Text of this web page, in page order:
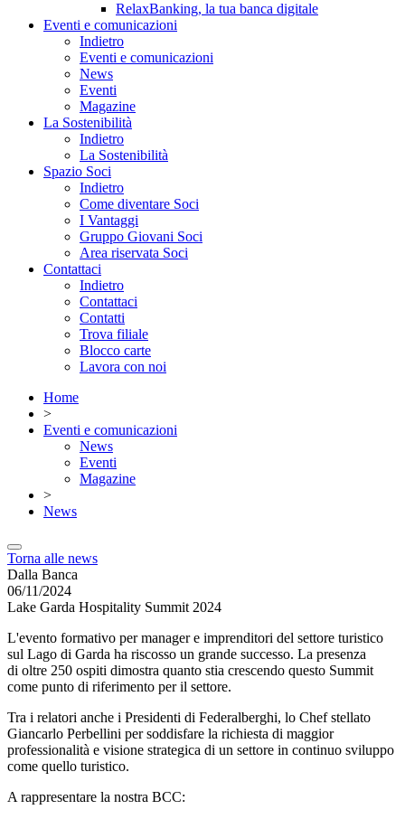
RelaxBanking, la tua banca digitale
Eventi e comunicazioni
Indietro
Eventi e comunicazioni
News
Eventi
Magazine
La Sostenibilità
Indietro
La Sostenibilità
Spazio Soci
Indietro
Come diventare Soci
I Vantaggi
Gruppo Giovani Soci
Area riservata Soci
Contattaci
Indietro
Contattaci
Contatti
Trova filiale
Blocco carte
Lavora con noi
Home
>
Eventi e comunicazioni
News
Eventi
Magazine
>
News
Torna alle news
Dalla Banca
06/11/2024
Lake Garda Hospitality Summit 2024
L'evento formativo per manager e imprenditori del settore turistico
sul Lago di Garda ha riscosso un grande successo. La presenza
di oltre 250 ospiti dimostra quanto stia crescendo questo Summit
come punto di riferimento per il settore.
Tra i relatori anche i Presidenti di Federalberghi, lo Chef stellato
Giancarlo Perbellini per soddisfare la richiesta di maggior
professionalità e visione strategica di un settore in continuo sviluppo
come quello turistico.
A rappresentare la nostra BCC: